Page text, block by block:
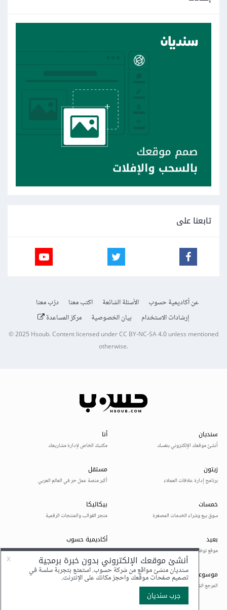
تابعنا على
عن أكاديمية حسوب الأسئلة الشائعة اكتب معنا
درّب معنا
إرشادات الاستخدام
بيان الخصوصية مركز المساعدة
© 2025Hsoub.Content licensed underCC BY-NC-SA 4.0unless mentioned
otherwise.